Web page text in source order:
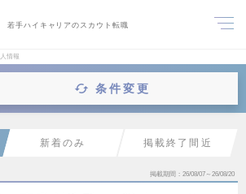
若手ハイキャリアのスカウト転職
情報
条件変更
新着のみ 掲載終了間近
掲載期間 26/08/07～26/08/20